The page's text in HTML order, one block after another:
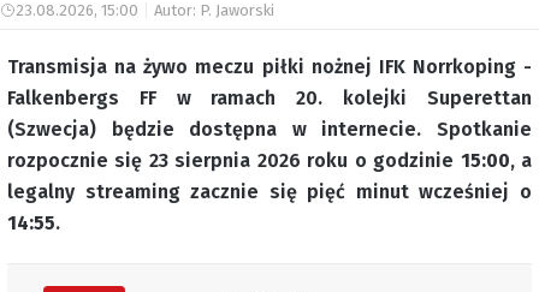
23.08.2026, 15:00 Autor: P. Jaworski
Transmisja na żywo meczu piłki nożnej IFK Norrkoping -
Falkenbergs FF w ramach 20. kolejki Superettan
(Szwecja) będzie dostępna w internecie. Spotkanie
rozpocznie się 23 sierpnia 2026 roku o godzinie 15:00, a
legalny streaming zacznie się pięć minut wcześniej o
14:55.